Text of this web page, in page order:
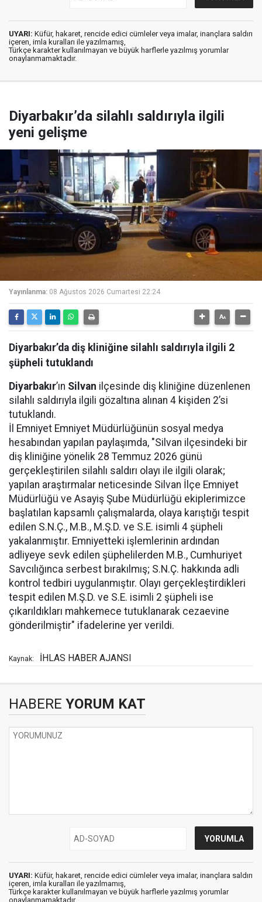
UYARI: Küfür, hakaret, rencide edici cümleler veya imalar, inançlara saldırı
içeren, imla kuralları ile yazılmamış,
Türkçe karakter kullanılmayan ve büyük harflerle yazılmış yorumlar
onaylanmamaktadır.
Diyarbakır’da silahlı saldırıyla ilgili
yeni gelişme
Yayınlanma: 08 Ağustos 2026 Cumartesi 22:24
Diyarbakır’da diş kliniğine silahlı saldırıyla ilgili 2
şüpheli tutuklandı
Diyarbakır’ın Silvan ilçesinde diş kliniğine düzenlenen
silahlı saldırıyla ilgili gözaltına alınan 4 kişiden 2’si
tutuklandı.
İl Emniyet Emniyet Müdürlüğünün sosyal medya
hesabından yapılan paylaşımda, "Silvan ilçesindeki bir
diş kliniğine yönelik 28 Temmuz 2026 günü
gerçekleştirilen silahlı saldırı olayı ile ilgili olarak;
yapılan araştırmalar neticesinde Silvan İlçe Emniyet
Müdürlüğü ve Asayiş Şube Müdürlüğü ekiplerimizce
başlatılan kapsamlı çalışmalarda, olaya karıştığı tespit
edilen S.N.Ç., M.B., M.Ş.D. ve S.E. isimli 4 şüpheli
yakalanmıştır. Emniyetteki işlemlerinin ardından
adliyeye sevk edilen şüphelilerden M.B., Cumhuriyet
Savcılığınca serbest bırakılmış; S.N.Ç. hakkında adli
kontrol tedbiri uygulanmıştır. Olayı gerçekleştirdikleri
tespit edilen M.Ş.D. ve S.E. isimli 2 şüpheli ise
çıkarıldıkları mahkemece tutuklanarak cezaevine
gönderilmiştir" ifadelerine yer verildi.
Kaynak: İHLAS HABER AJANSI
HABERE YORUM KAT
UYARI: Küfür, hakaret, rencide edici cümleler veya imalar, inançlara saldırı
içeren, imla kuralları ile yazılmamış,
Türkçe karakter kullanılmayan ve büyük harflerle yazılmış yorumlar
onaylanmamaktadır.